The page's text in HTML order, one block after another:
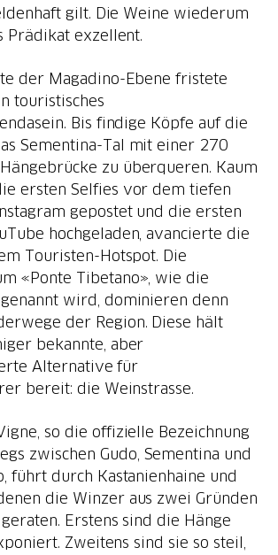
gilt. Die Weine wiederum
Prädikat exzellent.
der Magadino-Ebene fristete
touristisches
Bis findige Köpfe auf die
Sementina-Tal mit einer 270
zu überqueren. Kaum
ersten Selfies vor dem tiefen
gepostet und die ersten
hochgeladen, avancierte die
Touristen-Hotspot. Die
«Ponte Tibetano», wie die
wird, dominieren denn
der Region. Diese hält
bekannte, aber
Alternative für
bereit: die Weinstrasse.
so die offizielle Bezeichnung
zwischen Gudo, Sementina und
führt durch Kastanienhaine und
die Winzer aus zwei Gründen
Erstens sind die Hänge
Zweitens sind sie so steil,